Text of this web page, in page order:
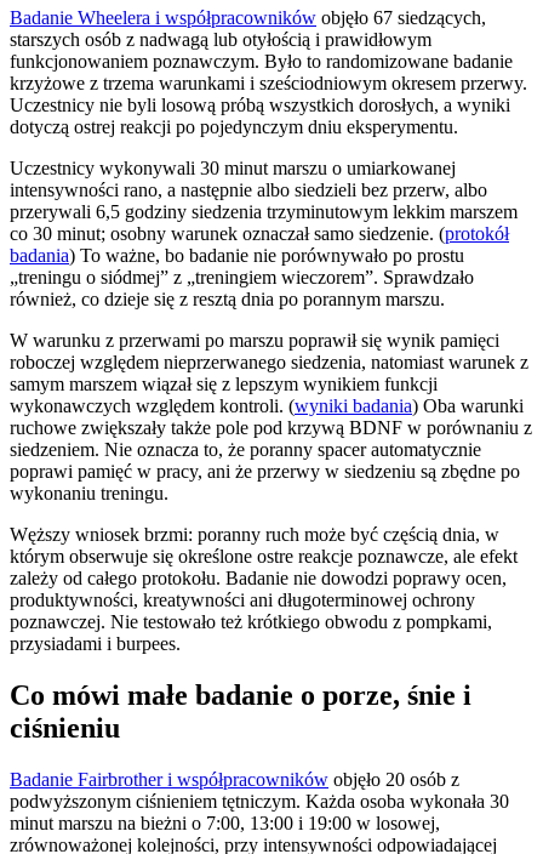
Badanie Wheelera i współpracowników objęło 67 siedzących,
starszych osób z nadwagą lub otyłością i prawidłowym
funkcjonowaniem poznawczym. Było to randomizowane badanie
krzyżowe z trzema warunkami i sześciodniowym okresem przerwy.
Uczestnicy nie byli losową próbą wszystkich dorosłych, a wyniki
dotyczą ostrej reakcji po pojedynczym dniu eksperymentu.
Uczestnicy wykonywali 30 minut marszu o umiarkowanej
intensywności rano, a następnie albo siedzieli bez przerw, albo
przerywali 6,5 godziny siedzenia trzyminutowym lekkim marszem
co 30 minut; osobny warunek oznaczał samo siedzenie. (protokół
badania) To ważne, bo badanie nie porównywało po prostu
„treningu o siódmej” z „treningiem wieczorem”. Sprawdzało
również, co dzieje się z resztą dnia po porannym marszu.
W warunku z przerwami po marszu poprawił się wynik pamięci
roboczej względem nieprzerwanego siedzenia, natomiast warunek z
samym marszem wiązał się z lepszym wynikiem funkcji
wykonawczych względem kontroli. (wyniki badania) Oba warunki
ruchowe zwiększały także pole pod krzywą BDNF w porównaniu z
siedzeniem. Nie oznacza to, że poranny spacer automatycznie
poprawi pamięć w pracy, ani że przerwy w siedzeniu są zbędne po
wykonaniu treningu.
Węższy wniosek brzmi: poranny ruch może być częścią dnia, w
którym obserwuje się określone ostre reakcje poznawcze, ale efekt
zależy od całego protokołu. Badanie nie dowodzi poprawy ocen,
produktywności, kreatywności ani długoterminowej ochrony
poznawczej. Nie testowało też krótkiego obwodu z pompkami,
przysiadami i burpees.
Co mówi małe badanie o porze, śnie i
ciśnieniu
Badanie Fairbrother i współpracowników objęło 20 osób z
podwyższonym ciśnieniem tętniczym. Każda osoba wykonała 30
minut marszu na bieżni o 7:00, 13:00 i 19:00 w losowej,
zrównoważonej kolejności, przy intensywności odpowiadającej